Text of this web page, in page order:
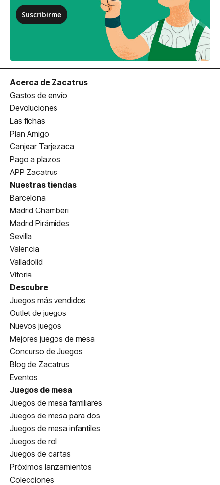
Suscribirme
Acerca de Zacatrus
Gastos de envío
Devoluciones
Las fichas
Plan Amigo
Canjear Tarjezaca
Pago a plazos
APP Zacatrus
Nuestras tiendas
Barcelona
Madrid Chamberí
Madrid Pirámides
Sevilla
Valencia
Valladolid
Vitoria
Descubre
Juegos más vendidos
Outlet de juegos
Nuevos juegos
Mejores juegos de mesa
Concurso de Juegos
Blog de Zacatrus
Eventos
Juegos de mesa
Juegos de mesa familiares
Juegos de mesa para dos
Juegos de mesa infantiles
Juegos de rol
Juegos de cartas
Próximos lanzamientos
Colecciones